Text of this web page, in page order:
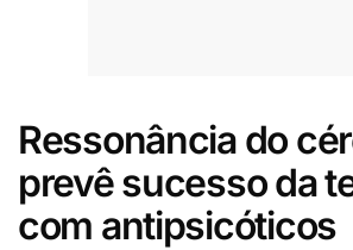
Ressonância do
prevê sucesso da
com antipsicóticos